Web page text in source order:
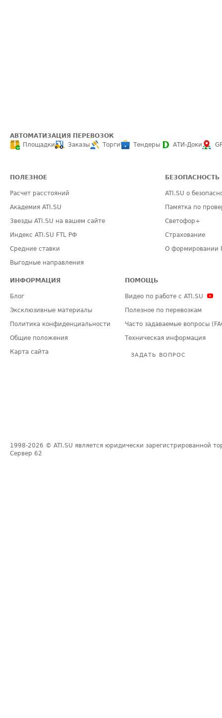
АВТОМАТИЗАЦИЯ ПЕРЕВОЗОК
Площадки
Заказы Торги Тендеры АТИ-Доки
ПОЛЕЗНОЕ
Расчет расстояний
Академия ATI.SU
Звезды ATI.SU на вашем сайте
Индекс ATI.SU FTL РФ
Средние ставки
Выгодные направления
БЕЗОПАСНОСТЬ
ATI.SU о
Памятка по
Светофор+
Страхование
О формировании
ИНФОРМАЦИЯ
Блог
Эксклюзивные материалы
Политика конфиденциальности
Общие положения
Карта сайта
ПОМОЩЬ
Видео по работе с ATI.SU
Полезное по перевозкам
Часто задаваемые вопросы
Техническая информация
ЗАДАТЬ ВОПРОС
1998-2026 © ATI.SU является юридически зарегистрированной
Сервер 62